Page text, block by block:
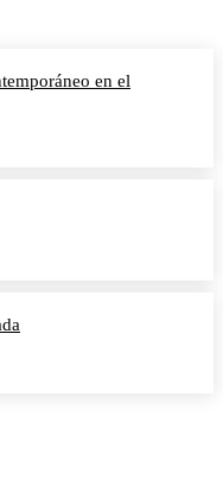
en el